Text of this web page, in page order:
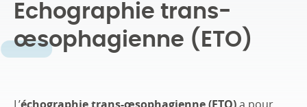
Echographie trans-
œsophagienne (ETO)